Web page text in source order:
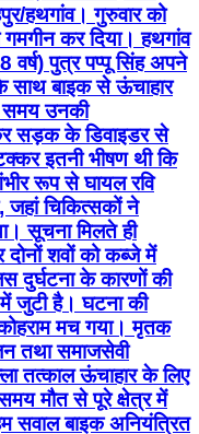
हथगांव। गुरुवार को
कर दिया। हथगांव
वर्ष) पुत्र पप्पू सिंह अपने
के साथ बाइक से ऊंचाहार
समय उनकी
सड़क के डिवाइडर से
इतनी भीषण थी कि
रूप से घायल रवि
जहां चिकित्सकों ने
सूचना मिलते ही
शवों को कब्जे में
दुर्घटना के कारणों की
जुटी है। घटना की
मच गया। मृतक
तथा समाजसेवी
तत्काल ऊंचाहार के लिए
मौत से पूरे क्षेत्र में
सवाल बाइक अनियंत्रित